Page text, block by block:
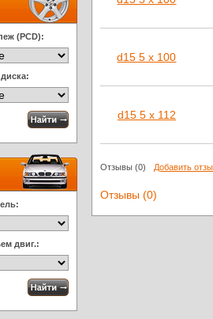
(PCD):
двиг.:
d15 5 x 100
d15 5 x 112
Отзывы (0) Добавить
Отзывы (0)